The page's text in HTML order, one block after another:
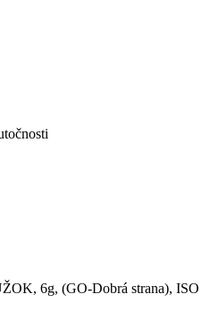
6g, (GO-Dobrá strana), ISO